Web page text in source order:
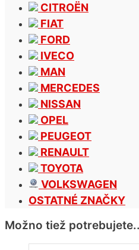
CITROËN
FIAT
FORD
IVECO
MAN
MERCEDES
NISSAN
OPEL
PEUGEOT
RENAULT
TOYOTA
VOLKSWAGEN
OSTATNÉ ZNAČKY
Možno tiež